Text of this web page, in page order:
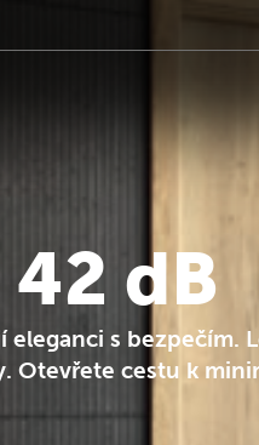
dB
eleganci s bezpečím.
Otevřete cestu k